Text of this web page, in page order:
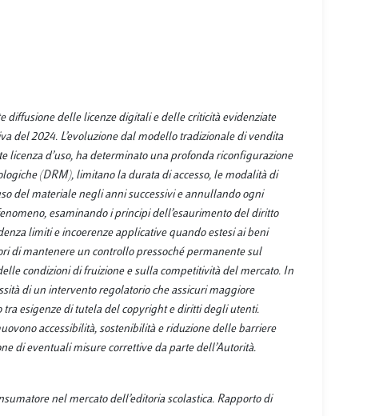
diffusione delle licenze digitali e delle criticità evidenziate
del 2024. L’evoluzione dal modello tradizionale di vendita
licenza d’uso, ha determinato una profonda riconfigurazione
(DRM), limitano la durata di accesso, le modalità di
del materiale negli anni successivi e annullando ogni
esaminando i principi dell’esaurimento del diritto
limiti e incoerenze applicative quando estesi ai beni
di mantenere un controllo pressoché permanente sul
condizioni di fruizione e sulla competitività del mercato. In
di un intervento regolatorio che assicuri maggiore
esigenze di tutela del copyright e diritti degli utenti.
accessibilità, sostenibilità e riduzione delle barriere
di eventuali misure correttive da parte dell’Autorità.
nel mercato dell’editoria scolastica. Rapporto di